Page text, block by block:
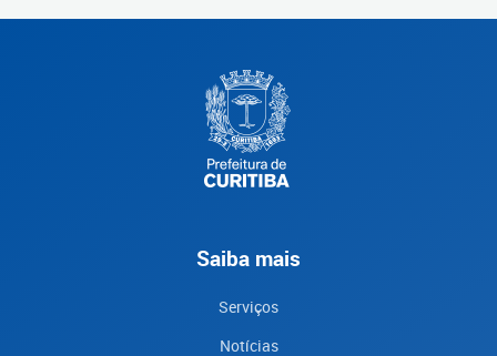
Saiba mais
Serviços
Notícias